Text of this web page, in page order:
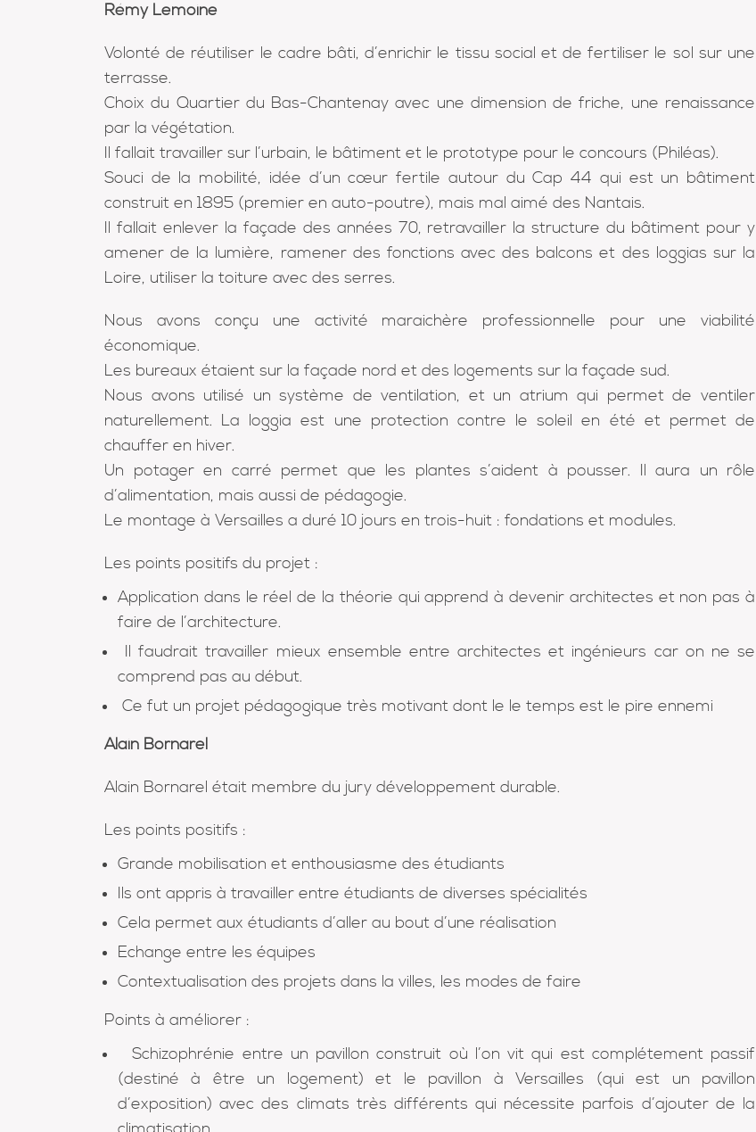
Rémy Lemoine
Volonté de réutiliser le cadre bâti, d’enrichir le tissu social et de fertiliser le sol sur une
terrasse.
Choix du Quartier du Bas-Chantenay avec une dimension de friche, une renaissance
par la végétation.
Il fallait travailler sur l’urbain, le bâtiment et le prototype pour le concours (Philéas).
Souci de la mobilité, idée d’un cœur fertile autour du Cap 44 qui est un bâtiment
construit en 1895 (premier en auto-poutre), mais mal aimé des Nantais.
Il fallait enlever la façade des années 70, retravailler la structure du bâtiment pour y
amener de la lumière, ramener des fonctions avec des balcons et des loggias sur la
Loire, utiliser la toiture avec des serres.
Nous avons conçu une activité maraichère professionnelle pour une viabilité
économique.
Les bureaux étaient sur la façade nord et des logements sur la façade sud.
Nous avons utilisé un système de ventilation, et un atrium qui permet de ventiler
naturellement. La loggia est une protection contre le soleil en été et permet de
chauffer en hiver.
Un potager en carré permet que les plantes s’aident à pousser. Il aura un rôle
d’alimentation, mais aussi de pédagogie.
Le montage à Versailles a duré 10 jours en trois-huit : fondations et modules.
Les points positifs du projet :
Application dans le réel de la théorie qui apprend à devenir architectes et non pas à
faire de l’architecture.
Il faudrait travailler mieux ensemble entre architectes et ingénieurs car on ne se
comprend pas au début.
Ce fut un projet pédagogique très motivant dont le le temps est le pire ennemi
Alain Bornarel
Alain Bornarel était membre du jury développement durable.
Les points positifs :
Grande mobilisation et enthousiasme des étudiants
Ils ont appris à travailler entre étudiants de diverses spécialités
Cela permet aux étudiants d’aller au bout d’une réalisation
Echange entre les équipes
Contextualisation des projets dans la villes, les modes de faire
Points à améliorer :
Schizophrénie entre un pavillon construit où l’on vit qui est complétement passif
(destiné à être un logement) et le pavillon à Versailles (qui est un pavillon
d’exposition) avec des climats très différents qui nécessite parfois d’ajouter de la